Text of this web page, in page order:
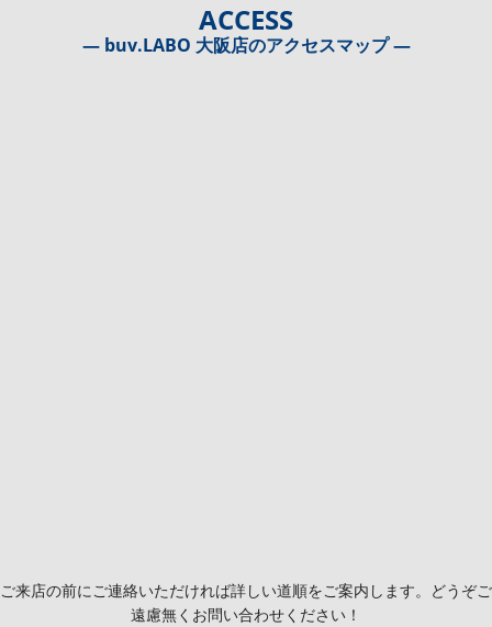
ACCESS
― buv.LABO 大阪店のアクセスマップ ―
ご来店の前にご連絡いただければ詳しい道順をご案内します。どうぞご
遠慮無くお問い合わせください！